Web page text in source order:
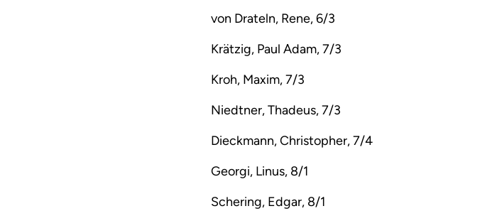
von Drateln, Rene, 6/3
Krätzig, Paul Adam, 7/3
Kroh, Maxim, 7/3
Niedtner, Thadeus, 7/3
Dieckmann, Christopher, 7/4
Georgi, Linus, 8/1
Schering, Edgar, 8/1